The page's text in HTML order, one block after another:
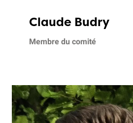
Claude Budry
Membre du comité